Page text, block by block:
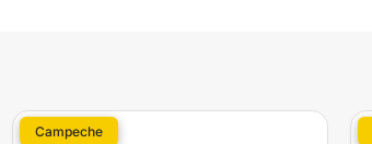
Campeche